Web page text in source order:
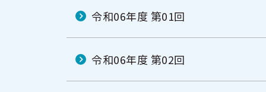
令和06年度 第01回
令和06年度 第02回